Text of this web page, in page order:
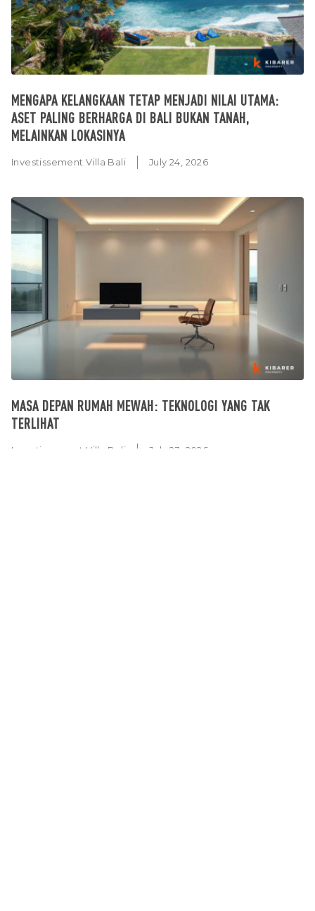
MENGAPA KELANGKAAN TETAP MENJADI NILAI UTAMA:
ASET PALING BERHARGA DI BALI BUKAN TANAH,
MELAINKAN LOKASINYA
Investissement Villa Bali July 24, 2026
MASA DEPAN RUMAH MEWAH: TEKNOLOGI YANG TAK
TERLIHAT
Investissement Villa Bali July 23, 2026